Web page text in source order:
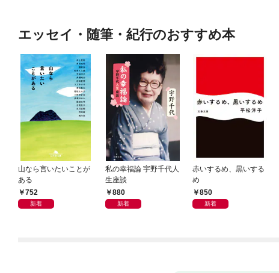
エッセイ・随筆・紀行のおすすめ本
山なら言いたいことが
ある
752
新着
私の幸福論 宇野千代人
生座談
880
新着
赤いするめ、黒いする
め
850
新着